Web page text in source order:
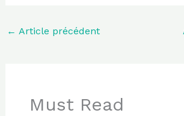
← Article précédent
Must Read